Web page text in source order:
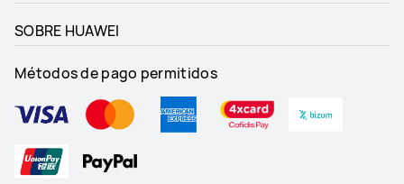
SOBRE HUAWEI
Métodos de pago permitidos